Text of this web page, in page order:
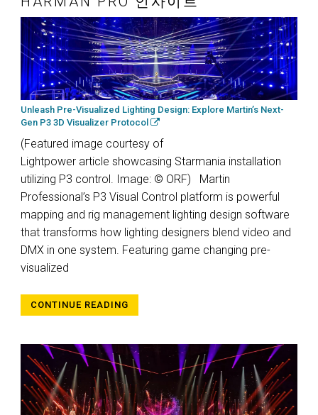
Unleash Pre-Visualized Lighting Design: Explore Martin’s Next-
Gen P3 3D Visualizer Protocol
(Featured image courtesy of
Lightpower article showcasing Starmania installation
utilizing P3 control. Image: © ORF) Martin
Professional’s P3 Visual Control platform is powerful
mapping and rig management lighting design software
that transforms how lighting designers blend video and
DMX in one system. Featuring game changing pre-
visualized
CONTINUE READING